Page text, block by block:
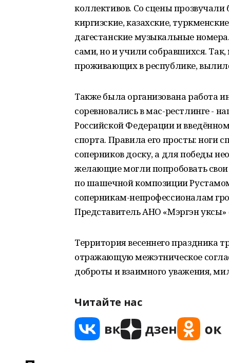
коллективов. Со сцены
киргизские, казахские,
дагестанские музыкальные
сами, но и учили собравшихся.
проживающих в республике,
Также была организована работа
соревновались в мас-рестлинге -
Российской Федерации и
спорта. Правила его просты: ноги
соперников доску, а для победы
желающие могли попробовать
по шашечной композиции
соперникам-непрофессионалам
Представитель АНО «Мэргэн уксы»
Территория весеннего праздника
отражающую межэтническое
доброты и взаимного уважения,
Читайте нас